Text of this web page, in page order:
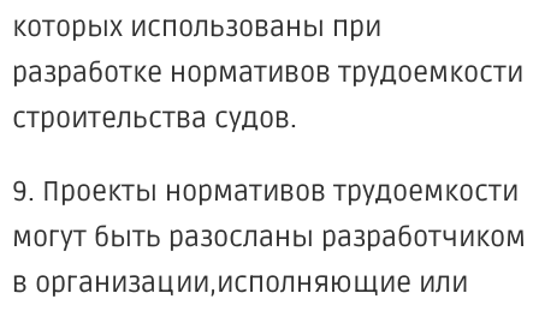
которых использованы при
разработке нормативов трудоемкости
строительства судов.
9. Проекты нормативов трудоемкости
могут быть разосланы разработчиком
в организации,исполняющие или